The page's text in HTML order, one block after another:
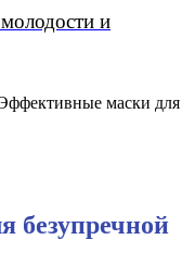
и
маски для
безупречной